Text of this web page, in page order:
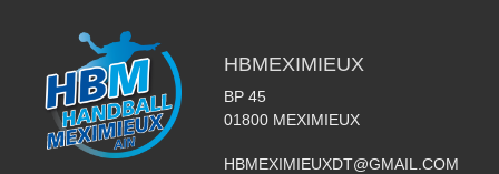
HBMEXIMIEUX
BP 45
01800 MEXIMIEUX
HBMEXIMIEUXDT@GMAIL.COM